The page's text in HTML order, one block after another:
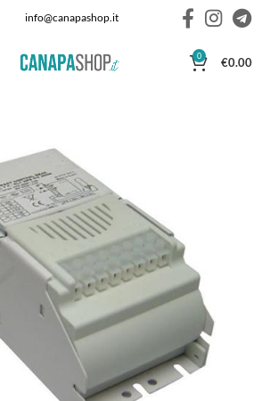
info@canapashop.it
0 €0.00